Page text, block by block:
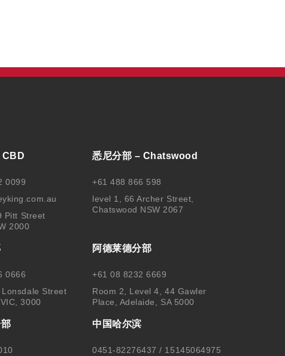
CBD
0099
Pitt Street
2000
悉尼分部 – Chatswood
+61 488 866 598
level 1, 66 Archer Street,
Chatswood NSW 2067
0666
Street
3000
阿德莱德分部
+61 08 8232 6669
Room 2, Level 4, 44 Gawler
Place, Adelaide, SA 5000
中国哈尔滨
0451-82276437 / 15145064975